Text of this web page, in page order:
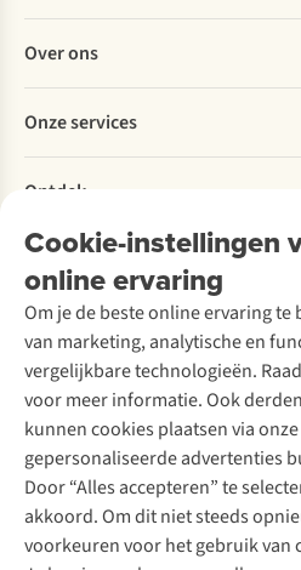
Cookie-instellingen
online ervaring
Om je de beste online ervaring
van marketing, analytische en
vergelijkbare technologieën.
voor meer informatie. Ook
kunnen cookies plaatsen via
gepersonaliseerde advertenties
Door “Alles accepteren” te
akkoord. Om dit niet steeds
voorkeuren voor het gebruik van
Bestellen
Betalen
Levering
Retourneren
Bestelling herroepen
Garantie
Contact
Over ons
Explore More
Verantwoord ondernemen
Over Ayacucho
Onze winkels
Over A.S.Adventure
Toegankelijkheidsverklaring
Onze services
Ski-onderhoud
Wasservice
Schoenonderhoud
Schoenherstelling
Kledingherstelling
Retouches
Voor bedrijven
Ontdek
A.S.Magazine
Podcast
Explore Academy
Explore Camp
Gear Check
Inspiratie & advies
Meld je aan voor de nieuwsbrief
Follow